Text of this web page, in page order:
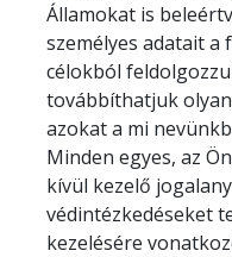
Államokat is
személyes adatait
célokból
továbbíthatjuk
azokat a mi
Minden egyes, az
kívül kezelő
védintézkedéseket
kezelésére